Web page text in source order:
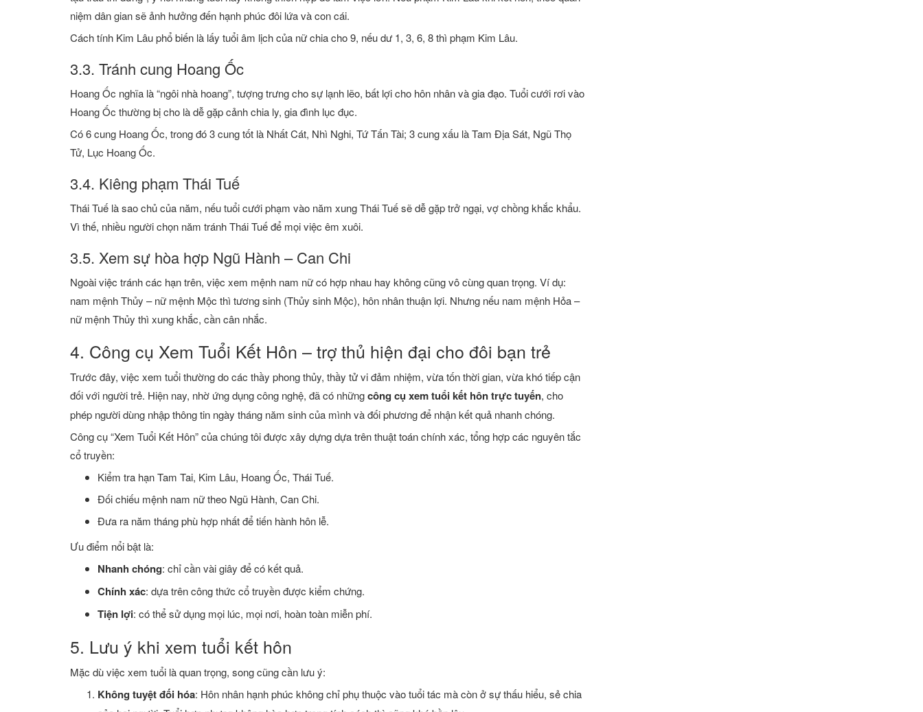
niệm dân gian sẽ ảnh hưởng đến hạnh phúc đôi lứa và con cái.
Cách tính Kim Lâu phổ biến là lấy tuổi âm lịch của nữ chia cho 9, nếu dư 1, 3, 6, 8 thì phạm Kim Lâu.
3.3. Tránh cung Hoang Ốc
Hoang Ốc nghĩa là “ngôi nhà hoang”, tượng trưng cho sự lạnh lẽo, bất lợi cho hôn nhân và gia đạo. Tuổi cưới rơi vào
Hoang Ốc thường bị cho là dễ gặp cảnh chia ly, gia đình lục đục.
Có 6 cung Hoang Ốc, trong đó 3 cung tốt là Nhất Cát, Nhì Nghi, Tứ Tấn Tài; 3 cung xấu là Tam Địa Sát, Ngũ Thọ
Tử, Lục Hoang Ốc.
3.4. Kiêng phạm Thái Tuế
Thái Tuế là sao chủ của năm, nếu tuổi cưới phạm vào năm xung Thái Tuế sẽ dễ gặp trở ngại, vợ chồng khắc khẩu.
Vì thế, nhiều người chọn năm tránh Thái Tuế để mọi việc êm xuôi.
3.5. Xem sự hòa hợp Ngũ Hành – Can Chi
Ngoài việc tránh các hạn trên, việc xem mệnh nam nữ có hợp nhau hay không cũng vô cùng quan trọng. Ví dụ:
nam mệnh Thủy – nữ mệnh Mộc thì tương sinh (Thủy sinh Mộc), hôn nhân thuận lợi. Nhưng nếu nam mệnh Hỏa –
nữ mệnh Thủy thì xung khắc, cần cân nhắc.
4. Công cụ Xem Tuổi Kết Hôn – trợ thủ hiện đại cho đôi bạn trẻ
Trước đây, việc xem tuổi thường do các thầy phong thủy, thầy tử vi đảm nhiệm, vừa tốn thời gian, vừa khó tiếp cận
đối với người trẻ. Hiện nay, nhờ ứng dụng công nghệ, đã có nhữngcông cụ xem tuổi kết hôn trực tuyến, cho
phép người dùng nhập thông tin ngày tháng năm sinh của mình và đối phương để nhận kết quả nhanh chóng.
Công cụ “Xem Tuổi Kết Hôn” của chúng tôi được xây dựng dựa trên thuật toán chính xác, tổng hợp các nguyên tắc
cổ truyền:
Kiểm tra hạn Tam Tai, Kim Lâu, Hoang Ốc, Thái Tuế.
Đối chiếu mệnh nam nữ theo Ngũ Hành, Can Chi.
Đưa ra năm tháng phù hợp nhất để tiến hành hôn lễ.
Ưu điểm nổi bật là:
Nhanh chóng: chỉ cần vài giây để có kết quả.
Chính xác: dựa trên công thức cổ truyền được kiểm chứng.
Tiện lợi: có thể sử dụng mọi lúc, mọi nơi, hoàn toàn miễn phí.
5. Lưu ý khi xem tuổi kết hôn
Mặc dù việc xem tuổi là quan trọng, song cũng cần lưu ý:
Không tuyệt đối hóa: Hôn nhân hạnh phúc không chỉ phụ thuộc vào tuổi tác mà còn ở sự thấu hiểu, sẻ chia